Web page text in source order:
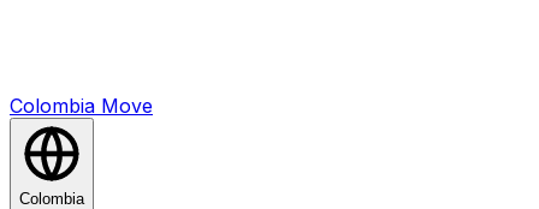
Colombia Move
Colombia